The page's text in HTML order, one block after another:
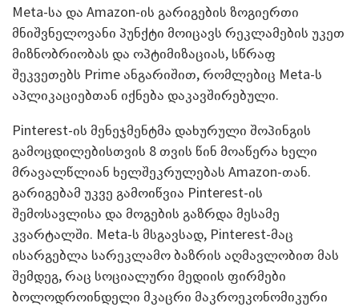
Meta-სა და Amazon-ის გარიგების ზოგიერთი
მნიშვნელოვანი პუნქტი მოიცავს რეკლამების უკეთ
მიზნობრიობას და ოპტიმიზაციას, სწრაფ
შეკვეთებს Prime ანგარიშით, რომლებიც Meta-ს
აპლიკაციებთან იქნება დაკავშირებული.
Pinterest-ის მენეჯმენტმა დახურული შოპინგის
გამოცდილებისთვის 8 თვის წინ მოაწერა ხელი
მრავალწლიან ხელშეკრულებას Amazon-თან.
გარიგებამ უკვე გამოიწვია Pinterest-ის
შემოსავლისა და მოგების გაზრდა მესამე
კვარტალში. Meta-ს მსგავსად, Pinterest-მაც
ისარგებლა სარეკლამო ბაზრის აღმავლობით მას
შემდეგ, რაც სოციალური მედიის ფირმები
ბოლოდროინდელი მკაცრი მაკროეკონომიკური